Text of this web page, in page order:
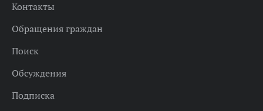
Контакты
Обращения граждан
Поиск
Обсуждения
Подписка